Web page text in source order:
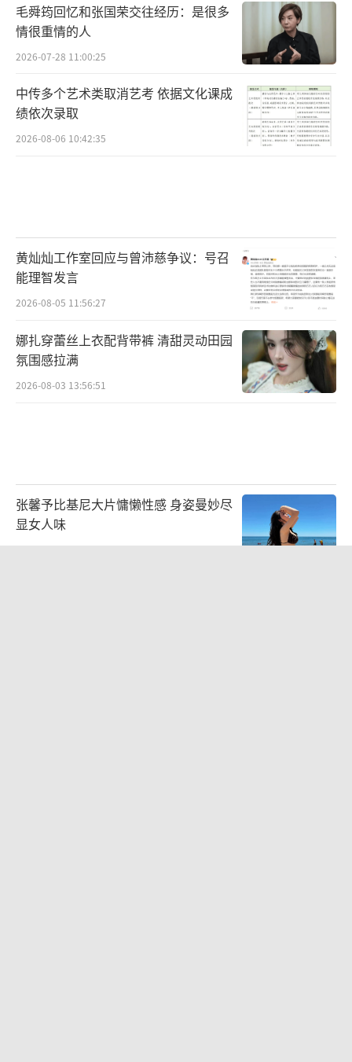
毛舜筠回忆和张国荣交往经历：是很多
情很重情的人
2026-07-28 11:00:25
中传多个艺术类取消艺考 依据文化课成
绩依次录取
2026-08-06 10:42:35
黄灿灿工作室回应与曾沛慈争议：号召
能理智发言
2026-08-05 11:56:27
娜扎穿蕾丝上衣配背带裤 清甜灵动田园
氛围感拉满
2026-08-03 13:56:51
张馨予比基尼大片慵懒性感 身姿曼妙尽
显女人味
2026-07-30 13:39:23